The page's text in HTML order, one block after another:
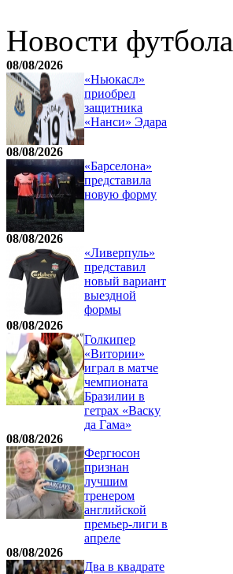
Новости футбола
08/08/2026
«Ньюкасл»
приобрел
защитника
«Нанси» Эдара
08/08/2026
«Барселона»
представила
новую форму
08/08/2026
«Ливерпуль»
представил
новый вариант
выездной
формы
08/08/2026
Голкипер
«Витории»
играл в матче
чемпионата
Бразилии в
гетрах «Васку
да Гама»
08/08/2026
Фергюсон
признан
лучшим
тренером
английской
премьер-лиги в
апреле
08/08/2026
Два в квадрате